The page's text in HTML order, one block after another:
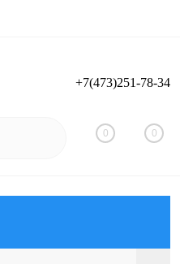
Регистрация
+7(473)251-78-34
0 0